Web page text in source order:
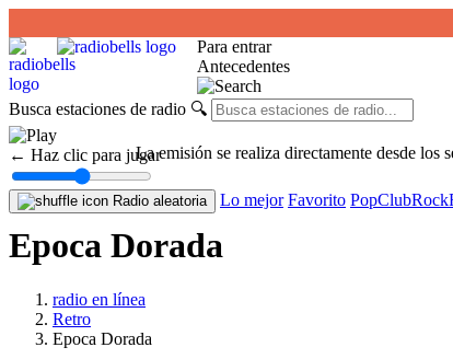
Para entrar
Antecedentes
Busca estaciones de radio 🔍
← Haz clic para jugar
Radio aleatoria Lo mejor Favorito PopClubRock
La emisión se realiza directamente desde
Epoca Dorada
radio en línea
Retro
Epoca Dorada